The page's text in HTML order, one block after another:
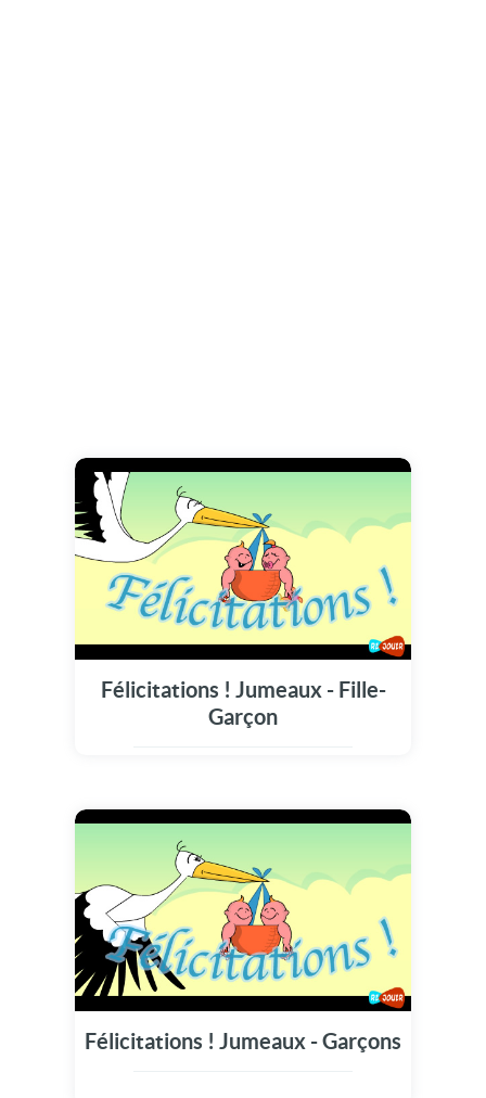
Félicitations ! Jumeaux - Fille-
Garçon
Félicitations ! Jumeaux - Garçons